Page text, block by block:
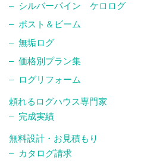
シルバーパイン ケロログ
ポスト＆ビーム
無垢ログ
価格別プラン集
ログリフォーム
頼れるログハウス専門家
完成実績
無料設計・お見積もり
カタログ請求